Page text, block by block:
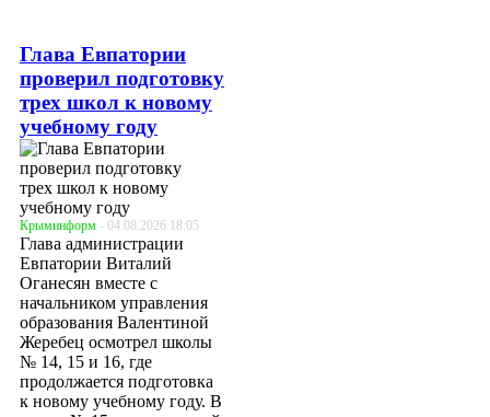
Глава Евпатории
проверил подготовку
трех школ к новому
учебному году
Крыминформ - 04.08.2026 18:05
Глава администрации
Евпатории Виталий
Оганесян вместе с
начальником управления
образования Валентиной
Жеребец осмотрел школы
№ 14, 15 и 16, где
продолжается подготовка
к новому учебному году. В